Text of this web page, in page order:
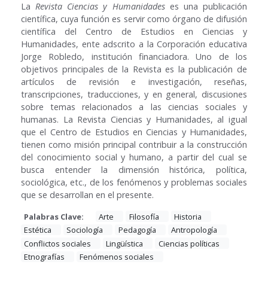
LaRevista Ciencias y Humanidadeses una publicación
científica, cuya función es servir como órgano de difusión
científica del Centro de Estudios en Ciencias y
Humanidades, ente adscrito a la Corporación educativa
Jorge Robledo, institución financiadora. Uno de los
objetivos principales de la Revista es la publicación de
artículos de revisión e investigación, reseñas,
transcripciones, traducciones, y en general, discusiones
sobre temas relacionados a las ciencias sociales y
humanas. La Revista Ciencias y Humanidades, al igual
que el Centro de Estudios en Ciencias y Humanidades,
tienen como misión principal contribuir a la construcción
del conocimiento social y humano, a partir del cual se
busca entender la dimensión histórica, política,
sociológica, etc., de los fenómenos y problemas sociales
que se desarrollan en el presente.
Palabras Clave: Arte Filosofía
Historia
Estética
Sociología Pedagogía
Antropología
Conflictos sociales
Lingüística
Ciencias políticas
Etnografías
Fenómenos sociales